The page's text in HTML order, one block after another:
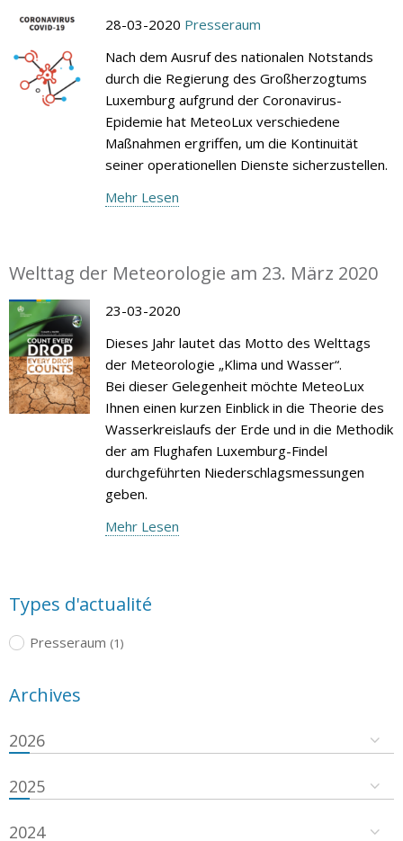
28-03-2020 Presseraum
Nach dem Ausruf des nationalen Notstands
durch die Regierung des Großherzogtums
Luxemburg aufgrund der Coronavirus-
Epidemie hat MeteoLux verschiedene
Maßnahmen ergriffen, um die Kontinuität
seiner operationellen Dienste sicherzustellen.
Mehr Lesen
Welttag der Meteorologie am 23. März 2020
23-03-2020
Dieses Jahr lautet das Motto des Welttags
der Meteorologie „Klima und Wasser“.
Bei dieser Gelegenheit möchte MeteoLux
Ihnen einen kurzen Einblick in die Theorie des
Wasserkreislaufs der Erde und in die Methodik
der am Flughafen Luxemburg-Findel
durchgeführten Niederschlagsmessungen
geben.
Mehr Lesen
Types d'actualité
Presseraum (1)
Archives
2026
2025
2024